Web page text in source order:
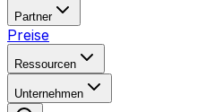
Partner
Preise
Ressourcen
Unternehmen